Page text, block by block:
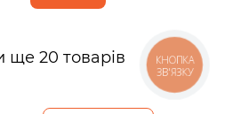
ще 20 товарів
КНОПКА
ЗВ'ЯЗКУ